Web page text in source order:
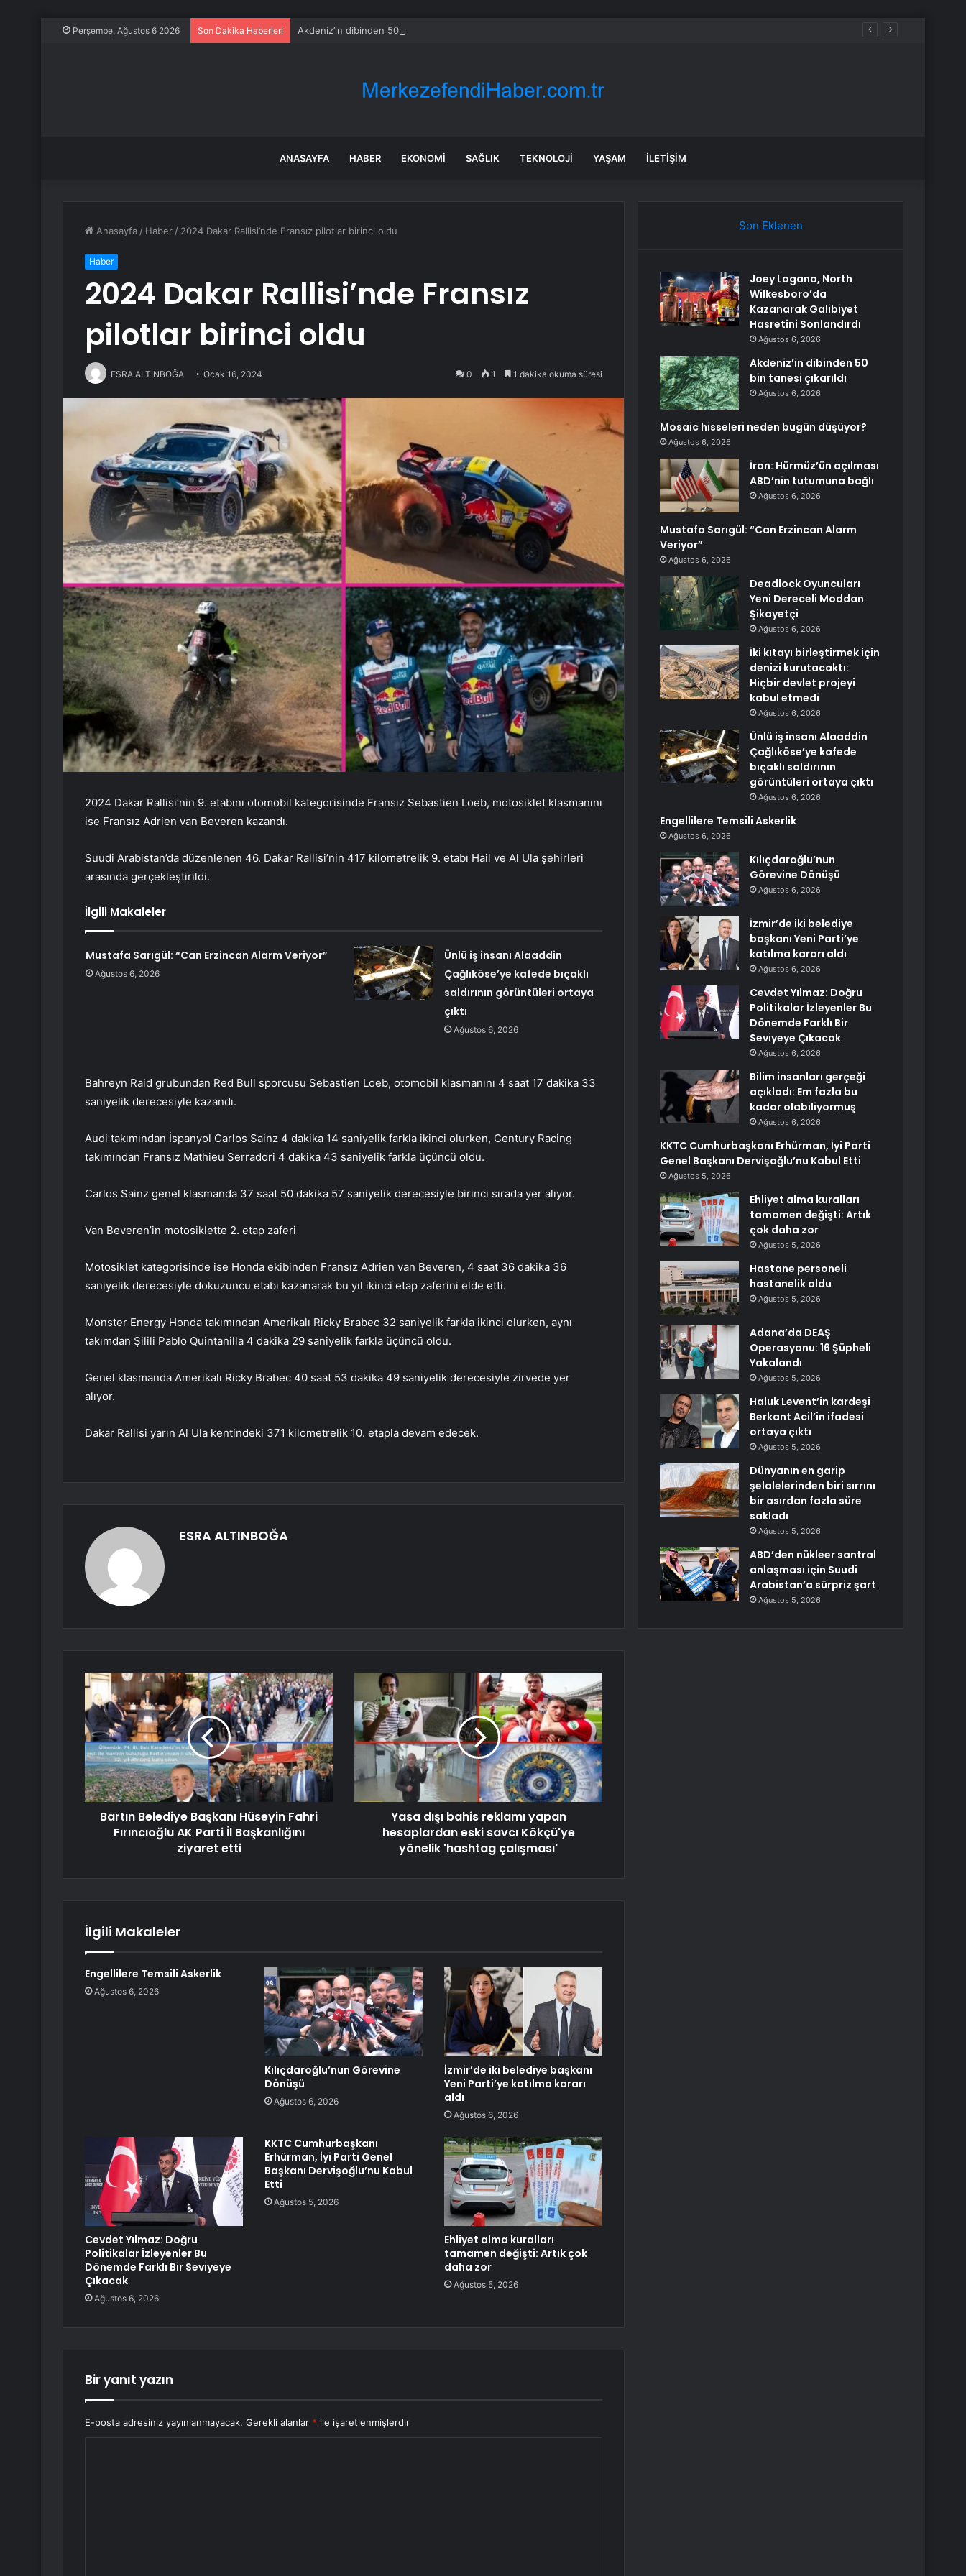
Perşembe, Ağustos 6 2026 Son Dakika Haberleri Akdeniz’in dibinden 50 bin tanesi çıkarıldı
ANASAYFA HABER EKONOMI SAĞLIK TEKNOLOJI YAŞAM İLETIŞIM
Anasayfa / Haber / 2024 Dakar Rallisi’nde Fransız pilotlar birinci oldu
Haber
2024 Dakar Rallisi’nde Fransız
pilotlar birinci oldu
ESRA ALTINBOĞA Ocak 16, 2024 0 1 1 dakika okuma süresi
2024 Dakar Rallisi’nin 9. etabını otomobil kategorisinde Fransız Sebastien Loeb, motosiklet klasmanını
ise Fransız Adrien van Beveren kazandı.
Suudi Arabistan’da düzenlenen 46. Dakar Rallisi’nin 417 kilometrelik 9. etabı Hail ve Al Ula şehirleri
arasında gerçekleştirildi.
İlgili Makaleler
Mustafa Sarıgül: “Can Erzincan Alarm Veriyor”
Ağustos 6, 2026
Ünlü iş insanı Alaaddin
Çağlıköse’ye kafede bıçaklı
saldırının görüntüleri ortaya
çıktı
Ağustos 6, 2026
Bahreyn Raid grubundan Red Bull sporcusu Sebastien Loeb, otomobil klasmanını 4 saat 17 dakika 33
saniyelik derecesiyle kazandı.
Audi takımından İspanyol Carlos Sainz 4 dakika 14 saniyelik farkla ikinci olurken, Century Racing
takımından Fransız Mathieu Serradori 4 dakika 43 saniyelik farkla üçüncü oldu.
Carlos Sainz genel klasmanda 37 saat 50 dakika 57 saniyelik derecesiyle birinci sırada yer alıyor.
Van Beveren’in motosiklette 2. etap zaferi
Motosiklet kategorisinde ise Honda ekibinden Fransız Adrien van Beveren, 4 saat 36 dakika 36
saniyelik derecesiyle dokuzuncu etabı kazanarak bu yıl ikinci etap zaferini elde etti.
Monster Energy Honda takımından Amerikalı Ricky Brabec 32 saniyelik farkla ikinci olurken, aynı
takımdan Şilili Pablo Quintanilla 4 dakika 29 saniyelik farkla üçüncü oldu.
Genel klasmanda Amerikalı Ricky Brabec 40 saat 53 dakika 49 saniyelik derecesiyle zirvede yer
alıyor.
Dakar Rallisi yarın Al Ula kentindeki 371 kilometrelik 10. etapla devam edecek.
ESRA ALTINBOĞA
Bartın Belediye Başkanı Hüseyin Fahri
Fırıncıoğlu AK Parti İl Başkanlığını
ziyaret etti
Yasa dışı bahis reklamı yapan
hesaplardan eski savcı Kökçü'ye
yönelik 'hashtag çalışması'
İlgili Makaleler
Engellilere Temsili Askerlik
Ağustos 6, 2026
Kılıçdaroğlu’nun Görevine
Dönüşü
Ağustos 6, 2026
İzmir’de iki belediye başkanı
Yeni Parti’ye katılma kararı
aldı
Ağustos 6, 2026
Cevdet Yılmaz: Doğru
Politikalar İzleyenler Bu
Dönemde Farklı Bir Seviyeye
Çıkacak
Ağustos 6, 2026
KKTC Cumhurbaşkanı
Erhürman, İyi Parti Genel
Başkanı Dervişoğlu’nu Kabul
Etti
Ağustos 5, 2026
Ehliyet alma kuralları
tamamen değişti: Artık çok
daha zor
Ağustos 5, 2026
Bir yanıt yazın
E-posta adresiniz yayınlanmayacak. Gerekli alanlar * ile işaretlenmişlerdir
Son Eklenen
Joey Logano, North
Wilkesboro’da
Kazanarak Galibiyet
Hasretini Sonlandırdı
Ağustos 6, 2026
Akdeniz’in dibinden 50
bin tanesi çıkarıldı
Ağustos 6, 2026
Mosaic hisseleri neden bugün düşüyor?
Ağustos 6, 2026
İran: Hürmüz’ün açılması
ABD’nin tutumuna bağlı
Ağustos 6, 2026
Mustafa Sarıgül: “Can Erzincan Alarm
Veriyor”
Ağustos 6, 2026
Deadlock Oyuncuları
Yeni Dereceli Moddan
Şikayetçi
Ağustos 6, 2026
İki kıtayı birleştirmek için
denizi kurutacaktı:
Hiçbir devlet projeyi
kabul etmedi
Ağustos 6, 2026
Ünlü iş insanı Alaaddin
Çağlıköse’ye kafede
bıçaklı saldırının
görüntüleri ortaya çıktı
Ağustos 6, 2026
Engellilere Temsili Askerlik
Ağustos 6, 2026
Kılıçdaroğlu’nun
Görevine Dönüşü
Ağustos 6, 2026
İzmir’de iki belediye
başkanı Yeni Parti’ye
katılma kararı aldı
Ağustos 6, 2026
Cevdet Yılmaz: Doğru
Politikalar İzleyenler Bu
Dönemde Farklı Bir
Seviyeye Çıkacak
Ağustos 6, 2026
Bilim insanları gerçeği
açıkladı: Em fazla bu
kadar olabiliyormuş
Ağustos 6, 2026
KKTC Cumhurbaşkanı Erhürman, İyi Parti
Genel Başkanı Dervişoğlu’nu Kabul Etti
Ağustos 5, 2026
Ehliyet alma kuralları
tamamen değişti: Artık
çok daha zor
Ağustos 5, 2026
Hastane personeli
hastanelik oldu
Ağustos 5, 2026
Adana’da DEAŞ
Operasyonu: 16 Şüpheli
Yakalandı
Ağustos 5, 2026
Haluk Levent’in kardeşi
Berkant Acil’in ifadesi
ortaya çıktı
Ağustos 5, 2026
Dünyanın en garip
şelalelerinden biri sırrını
bir asırdan fazla süre
sakladı
Ağustos 5, 2026
ABD’den nükleer santral
anlaşması için Suudi
Arabistan’a sürpriz şart
Ağustos 5, 2026